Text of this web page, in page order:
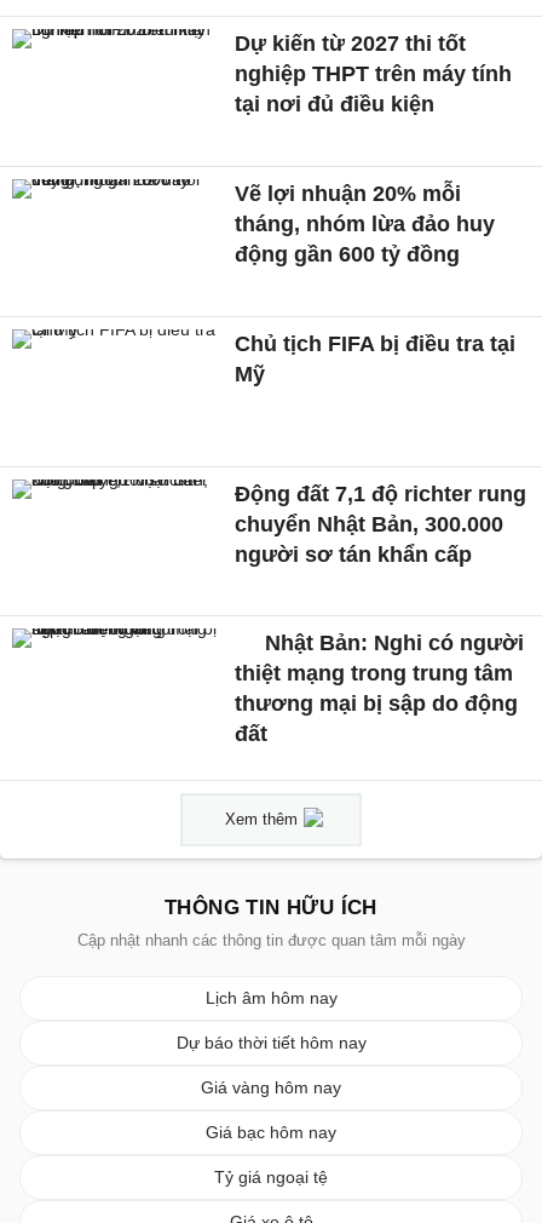
Dự kiến từ 2027 thi tốt
nghiệp THPT trên máy tính
tại nơi đủ điều kiện
Vẽ lợi nhuận 20% mỗi
tháng, nhóm lừa đảo huy
động gần 600 tỷ đồng
Chủ tịch FIFA bị điều tra tại
Mỹ
Động đất 7,1 độ richter rung
chuyển Nhật Bản, 300.000
người sơ tán khẩn cấp
Nhật Bản: Nghi có người
thiệt mạng trong trung tâm
thương mại bị sập do động
đất
Xem thêm
THÔNG TIN HỮU ÍCH
Cập nhật nhanh các thông tin được quan tâm mỗi ngày
Lịch âm hôm nay
Dự báo thời tiết hôm nay
Giá vàng hôm nay
Giá bạc hôm nay
Tỷ giá ngoại tệ